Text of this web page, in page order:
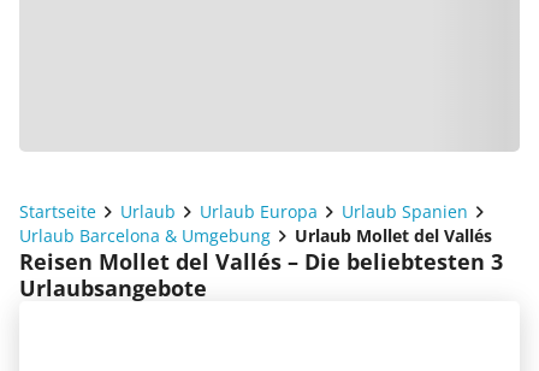
Startseite Urlaub Urlaub Europa
Urlaub Spanien
Urlaub Barcelona & Umgebung
Urlaub Mollet del Vallés
Reisen Mollet del Vallés – Die beliebtesten 3
Urlaubsangebote